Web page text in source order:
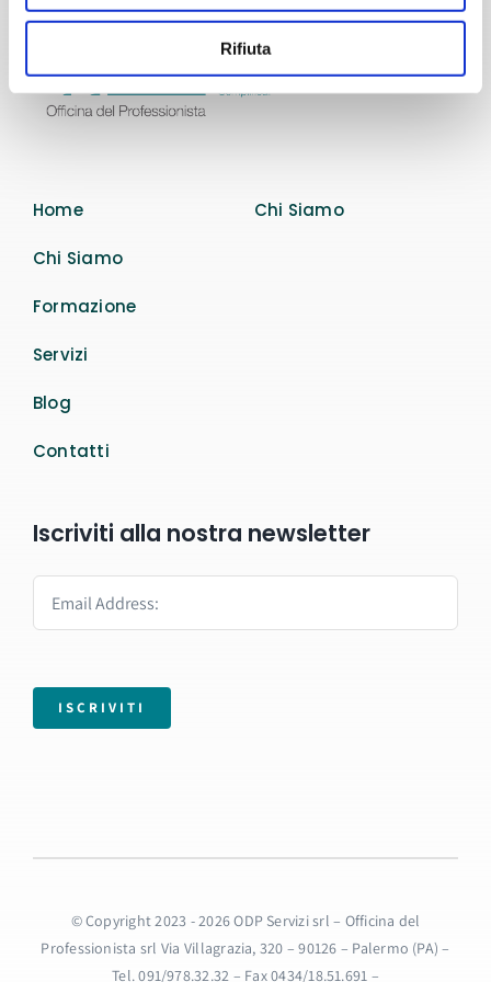
Rifiuta
Home
Chi Siamo
Formazione
Servizi
Blog
Contatti
Chi Siamo
Iscriviti alla nostra newsletter
ISCRIVITI
© Copyright 2023 - 2026 ODP Servizi srl – Officina del
Professionista srl Via Villagrazia, 320 – 90126 – Palermo (PA) –
Tel. 091/978.32.32 – Fax 0434/18.51.691 –